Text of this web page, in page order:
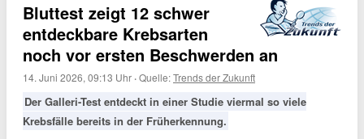
Bluttest zeigt 12 schwer
entdeckbare Krebsarten
noch vor ersten Beschwerden an
14. Juni 2026, 09:13 Uhr ·Quelle:Trends der Zukunft
Der Galleri-Test entdeckt in einer Studie viermal so viele
Krebsfälle bereits in der Früherkennung.